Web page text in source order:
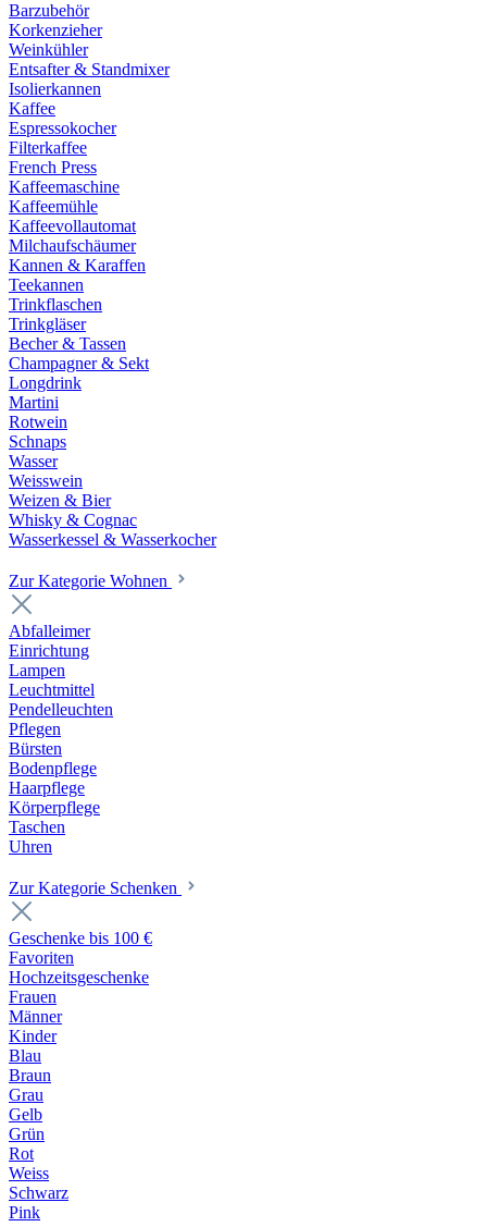
Barzubehör
Korkenzieher
Weinkühler
Entsafter & Standmixer
Isolierkannen
Kaffee
Espressokocher
Filterkaffee
French Press
Kaffeemaschine
Kaffeemühle
Kaffeevollautomat
Milchaufschäumer
Kannen & Karaffen
Teekannen
Trinkflaschen
Trinkgläser
Becher & Tassen
Champagner & Sekt
Longdrink
Martini
Rotwein
Schnaps
Wasser
Weisswein
Weizen & Bier
Whisky & Cognac
Wasserkessel & Wasserkocher
Zur Kategorie Wohnen
Abfalleimer
Einrichtung
Lampen
Leuchtmittel
Pendelleuchten
Pflegen
Bürsten
Bodenpflege
Haarpflege
Körperpflege
Taschen
Uhren
Zur Kategorie Schenken
Geschenke bis 100 €
Favoriten
Hochzeitsgeschenke
Frauen
Männer
Kinder
Blau
Braun
Grau
Gelb
Grün
Rot
Weiss
Schwarz
Pink